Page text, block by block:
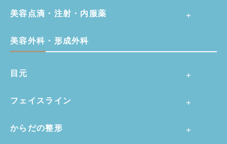
美容点滴・注射・内服薬
美容外科・形成外科
目元
フェイスライン
からだの整形